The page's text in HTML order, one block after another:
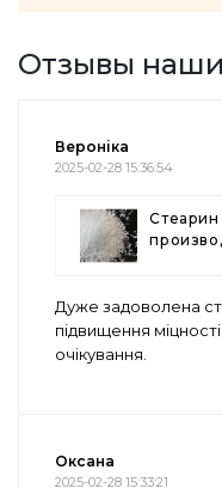
Отзывы
Вероніка
2025-02-28 15:36:54
Стеарин
Дуже задоволена
підвищення
очікування.
Оксана
2025-02-28 15:33:21